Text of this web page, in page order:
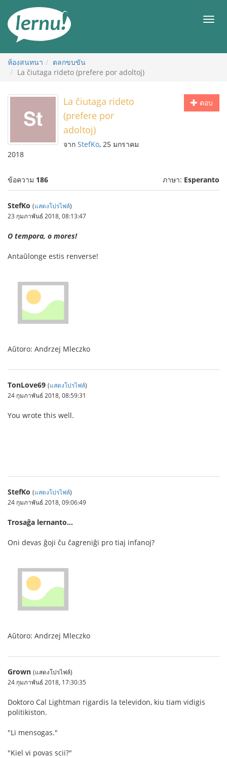
สารบัญ
เมนู
ห้องสนทนา
ตลกขบขัน
La ĉiutaga rideto (prefere por adoltoj)
ตอบ
La ĉiutaga rideto
(prefere por
adoltoj)
จาก StefKo, 25 มกราคม
2018
ข้อความ 186 ภาษา: Esperanto
StefKo (แสดงโปรไฟล์)
23 กุมภาพันธ์ 2018, 08:13:47
O tempora, o mores!
Antaŭlonge estis renverse!
Aŭtoro: Andrzej Mleczko
TonLove69 (แสดงโปรไฟล์)
24 กุมภาพันธ์ 2018, 08:59:31
You wrote this well.
StefKo (แสดงโปรไฟล์)
24 กุมภาพันธ์ 2018, 09:06:49
Trosaĝa lernanto…
Oni devas ĝoji ĉu ĉagreniĝi pro tiaj infanoj?
Aŭtoro: Andrzej Mleczko
Grown (แสดงโปรไฟล์)
24 กุมภาพันธ์ 2018, 17:30:35
Doktoro Cal Lightman rigardis la televidon, kiu tiam vidigis
politikiston.
"Li mensogas."
"Kiel vi povas scii?"